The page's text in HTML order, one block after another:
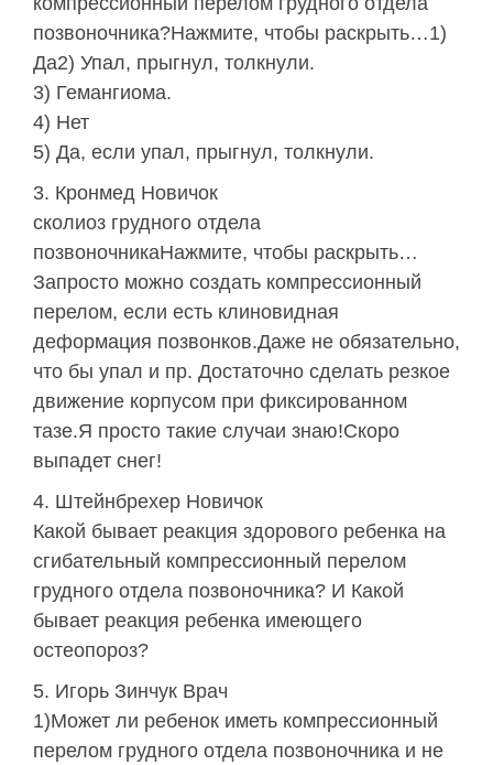
позвоночника?Нажмите, чтобы раскрыть…1)
Да2) Упал, прыгнул, толкнули.
3) Гемангиома.
4) Нет
5) Да, если упал, прыгнул, толкнули.
Кронмед Новичок
сколиоз грудного отдела
позвоночникаНажмите, чтобы раскрыть…
Запросто можно создать компрессионный
перелом, если есть клиновидная
деформация позвонков.Даже не обязательно,
что бы упал и пр. Достаточно сделать резкое
движение корпусом при фиксированном
тазе.Я просто такие случаи знаю!Скоро
выпадет снег!
Штейнбрехер Новичок
Какой бывает реакция здорового ребенка на
сгибательный компрессионный перелом
грудного отдела позвоночника? И Какой
бывает реакция ребенка имеющего
остеопороз?
Игорь Зинчук Врач
1)Может ли ребенок иметь компрессионный
перелом грудного отдела позвоночника и не